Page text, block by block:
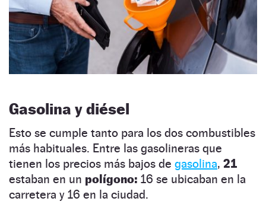
Gasolina y diésel
Esto se cumple tanto para los dos combustibles
más habituales. Entre las gasolineras que
tienen los precios más bajos de gasolina, 21
estaban en un polígono: 16 se ubicaban en la
carretera y 16 en la ciudad.